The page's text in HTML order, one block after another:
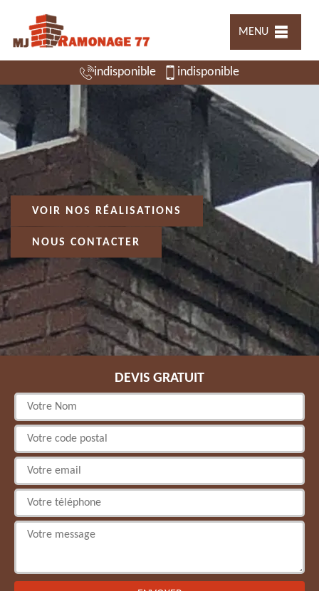
MENU
indisponible indisponible
VOIR NOS RÉALISATIONS
NOUS CONTACTER
DEVIS GRATUIT